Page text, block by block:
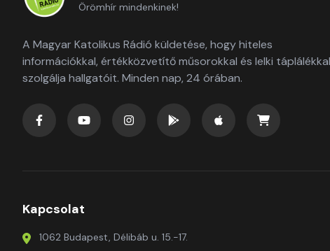
Örömhír mindenkinek!
A Magyar Katolikus Rádió küldetése, hogy hiteles
információkkal, értékközvetítő műsorokkal és lelki táplálékkal
szolgálja hallgatóit. Minden nap, 24 órában.
Kapcsolat
1062 Budapest, Délibáb u. 15.-17.